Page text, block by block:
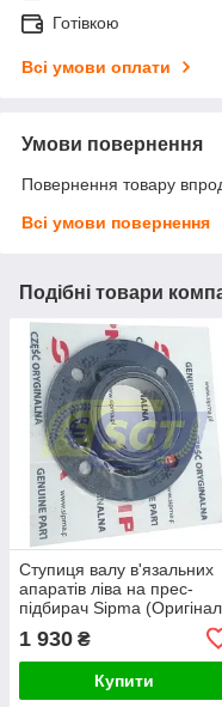
Готівкою
Всі умови оплати
Умови повернення
Повернення товару
Всі умови повернення
Подібні товари
Ступиця валу в'язальних
апаратів ліва на прес-
підбирач Sipma
1 930 ₴
Купити